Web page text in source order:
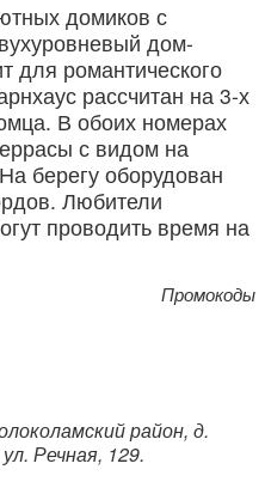
домиков с
дом-
для романтического
рассчитан на 3-х
В обоих номерах
с видом на
берегу оборудован
Любители
проводить время на
Промокоды
район, д.
Речная, 129.